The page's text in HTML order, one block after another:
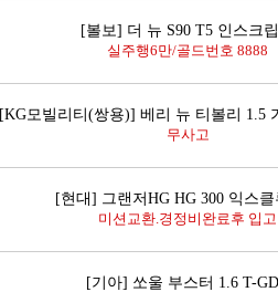
[볼보] 더 뉴 S90 T5 인스크
실주행6만/골드번호 8888
[KG모빌리티(쌍용)] 베리 뉴 티볼리 1.5
무사고
[현대] 그랜저HG HG 300 익스
미션교환.경정비완료후 입고
[기아] 쏘울 부스터 1.6 T-